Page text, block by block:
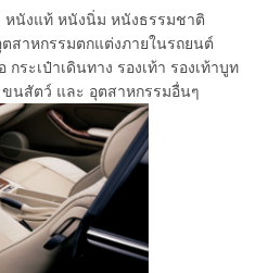
หนังแท้ หนังนิ่ม หนังธรรมชาติ
สาหกรรมตกแต่งภายในรถยนต์
ระเป๋าเดินทาง รองเท้า รองเท้าบูท
ขนสัตว์ และ อุตสาหกรรมอื่นๆ